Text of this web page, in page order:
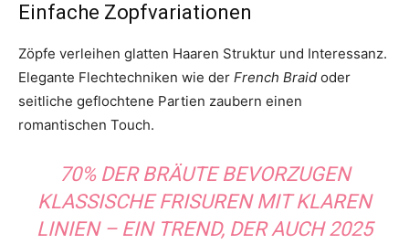
Einfache Zopfvariationen
Zöpfe verleihen glatten Haaren Struktur und Interessanz.
Elegante Flechtechniken wie der French Braid oder
seitliche geflochtene Partien zaubern einen
romantischen Touch.
70% DER BRÄUTE BEVORZUGEN
KLASSISCHE FRISUREN MIT KLAREN
LINIEN – EIN TREND, DER AUCH 2025